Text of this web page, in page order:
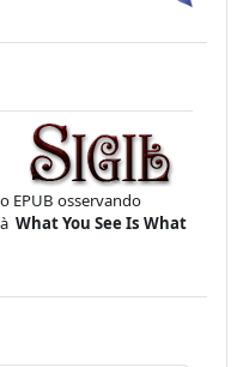
EPUB osservando
What You See Is What